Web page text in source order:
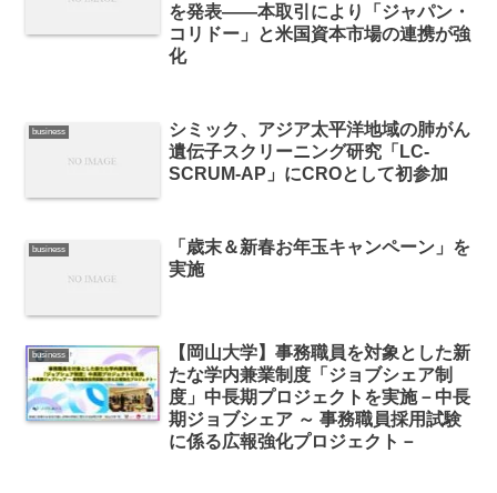
を発表——本取引により「ジャパン・
コリドー」と米国資本市場の連携が強
化
business
シミック、アジア太平洋地域の肺がん
遺伝子スクリーニング研究「LC-
SCRUM-AP」にCROとして初参加
business
「歳末＆新春お年玉キャンペーン」を
実施
business
【岡山大学】事務職員を対象とした新
たな学内兼業制度「ジョブシェア制
度」中長期プロジェクトを実施－中長
期ジョブシェア ～ 事務職員採用試験
に係る広報強化プロジェクト－